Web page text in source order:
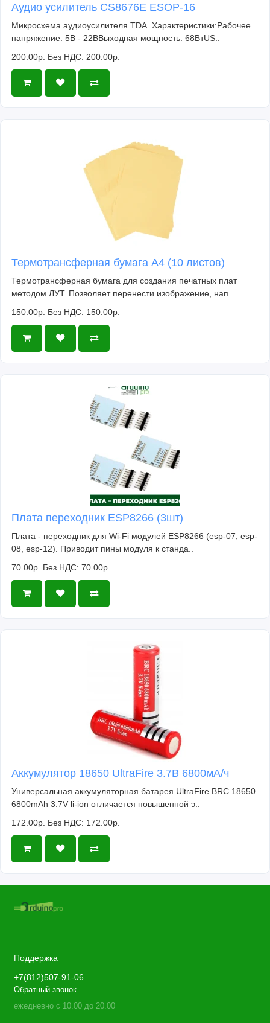
Аудио усилитель CS8676E ESOP-16
Микросхема аудиоусилителя TDA. Характеристики:Рабочее
напряжение: 5В - 22ВВыходная мощность: 68ВтUS..
200.00р. Без НДС: 200.00р.
Термотрансферная бумага А4 (10 листов)
Термотрансферная бумага для создания печатных плат
методом ЛУТ. Позволяет перенести изображение, нап..
150.00р. Без НДС: 150.00р.
Плата переходник ESP8266 (3шт)
Плата - переходник для Wi-Fi модулей ESP8266 (esp-07, esp-
08, esp-12). Приводит пины модуля к станда..
70.00р. Без НДС: 70.00р.
Аккумулятор 18650 UltraFire 3.7В 6800мА/ч
Универсальная аккумуляторная батарея UltraFire BRC 18650
6800mAh 3.7V li-ion отличается повышенной э..
172.00р. Без НДС: 172.00р.
Поддержка
+7(812)507-91-06
Обратный звонок
ежедневно с 10.00 до 20.00